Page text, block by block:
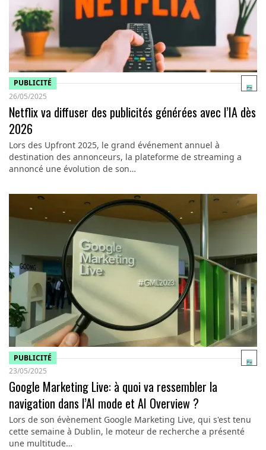
PUBLICITÉ
26/05/2025
Netflix va diffuser des publicités générées avec l’IA dès
2026
Lors des Upfront 2025, le grand événement annuel à
destination des annonceurs, la plateforme de streaming a
annoncé une évolution de son…
PUBLICITÉ
23/05/2025
Google Marketing Live: à quoi va ressembler la
navigation dans l’AI mode et AI Overview ?
Lors de son évènement Google Marketing Live, qui s'est tenu
cette semaine à Dublin, le moteur de recherche a présenté
une multitude…